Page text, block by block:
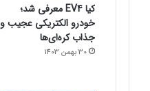
کیا EV4 معرفی شد؛
خودرو الکتریکی عجیب و
جذاب کره‌ای‌ها
30 بهمن 1403